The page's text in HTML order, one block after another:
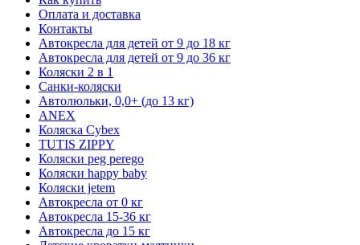
Оплата и доставка
Контакты
Автокресла для детей от 9 до 18 кг
Автокресла для детей от 9 до 36 кг
Коляски 2 в 1
Санки-коляски
Автолюльки, 0,0+ (до 13 кг)
ANEX
Коляска Cybex
TUTIS ZIPPY
Коляски peg perego
Коляски happy baby
Коляски jetem
Автокресла от 0 кг
Автокресла 15-36 кг
Автокресла до 15 кг